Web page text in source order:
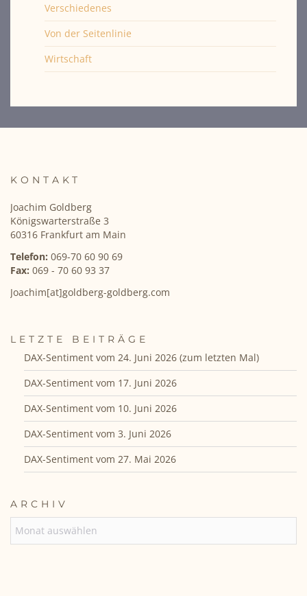
Verschiedenes
Von der Seitenlinie
Wirtschaft
KONTAKT
Joachim Goldberg
Königswarterstraße 3
60316 Frankfurt am Main
Telefon: 069-70 60 90 69
Fax: 069 - 70 60 93 37
Joachim[at]goldberg-goldberg.com
LETZTE BEITRÄGE
DAX-Sentiment vom 24. Juni 2026 (zum letzten Mal)
DAX-Sentiment vom 17. Juni 2026
DAX-Sentiment vom 10. Juni 2026
DAX-Sentiment vom 3. Juni 2026
DAX-Sentiment vom 27. Mai 2026
ARCHIV